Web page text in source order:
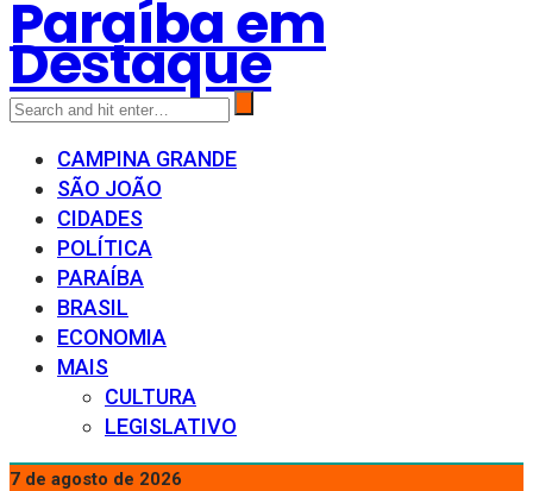
Paraíba em
Destaque
CAMPINA GRANDE
SÃO JOÃO
CIDADES
POLÍTICA
PARAÍBA
BRASIL
ECONOMIA
MAIS
CULTURA
LEGISLATIVO
7 de agosto de 2026